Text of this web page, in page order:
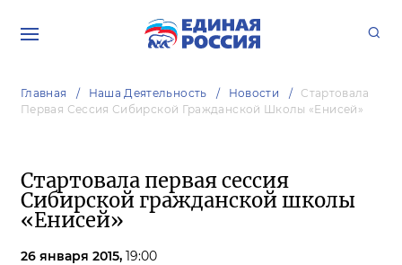
Главная Наша Деятельность Новости
Стартовала
Первая Сессия Сибирской Гражданской Школы «Енисей»
Стартовала первая сессия
Сибирской гражданской школы
«Енисей»
26 января 2015, 19:00